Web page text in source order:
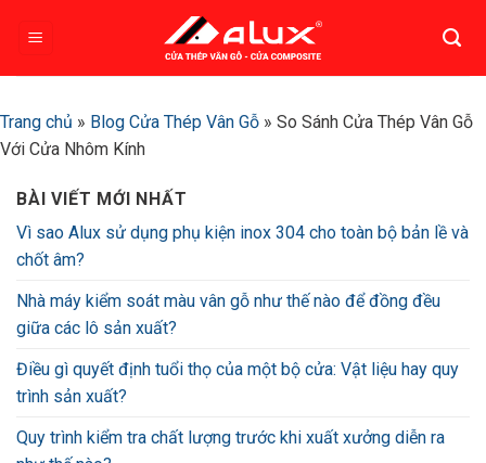
Trang chủ » Blog Cửa Thép Vân Gỗ » So Sánh Cửa Thép Vân Gỗ
Với Cửa Nhôm Kính
BÀI VIẾT MỚI NHẤT
Vì sao Alux sử dụng phụ kiện inox 304 cho toàn bộ bản lề và
chốt âm?
Nhà máy kiểm soát màu vân gỗ như thế nào để đồng đều
giữa các lô sản xuất?
Điều gì quyết định tuổi thọ của một bộ cửa: Vật liệu hay quy
trình sản xuất?
Quy trình kiểm tra chất lượng trước khi xuất xưởng diễn ra